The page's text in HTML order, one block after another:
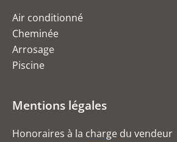
Air conditionné
Cheminée
Arrosage
Piscine
Mentions légales
Honoraires à la charge du vendeur